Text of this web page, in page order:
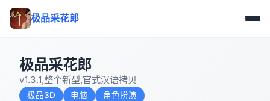
极品采花郎
极品采花郎
v1.3.1,整个新型,官式汉语拷贝
极品3D 电脑 角色扮演